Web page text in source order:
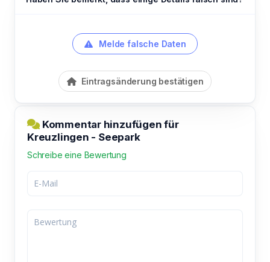
Melde falsche Daten
Eintragsänderung bestätigen
Kommentar hinzufügen für
Kreuzlingen - Seepark
Schreibe eine Bewertung